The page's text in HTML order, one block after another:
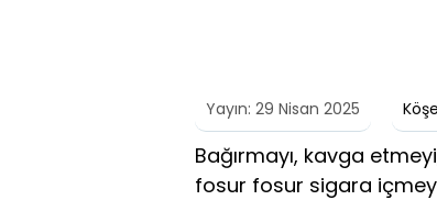
Yayın: 29 Nisan 2025
Bağırmayı, kavga
fosur fosur sigara içmeyi